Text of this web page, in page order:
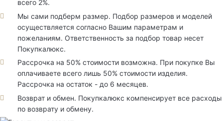
всего 2%.
Мы сами подберм размер. Подбор размеров и моделей
осуществляется согласно Вашим параметрам и
пожеланиям. Ответственность за подбор товар несет
Покупкалюкс.
Рассрочка на 50% стоимости возможна. При покупке Вы
оплачиваете всего лишь 50% стоимости изделия.
Рассрочка на остаток - до 6 месяцев.
Возврат и обмен. Покупкалюкс компенсирует все расходы
по возврату и обмену.